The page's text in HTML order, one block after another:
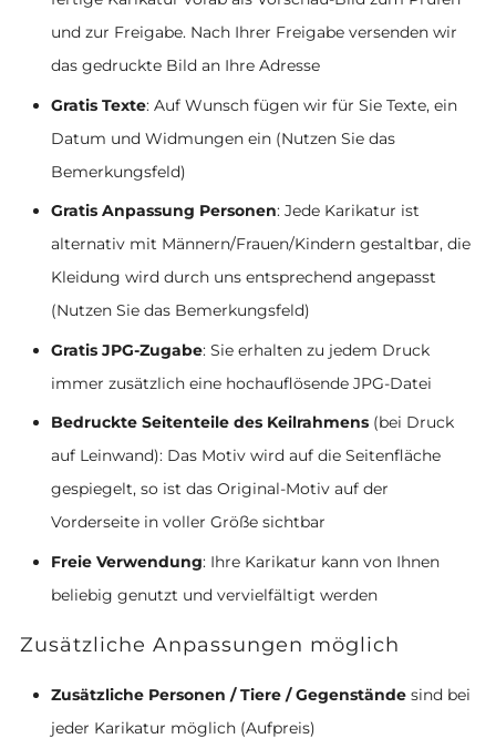
und zur Freigabe. Nach Ihrer Freigabe versenden wir
das gedruckte Bild an Ihre Adresse
Gratis Texte: Auf Wunsch fügen wir für Sie Texte, ein
Datum und Widmungen ein (Nutzen Sie das
Bemerkungsfeld)
Gratis Anpassung Personen: Jede Karikatur ist
alternativ mit Männern/Frauen/Kindern gestaltbar, die
Kleidung wird durch uns entsprechend angepasst
(Nutzen Sie das Bemerkungsfeld)
Gratis JPG-Zugabe: Sie erhalten zu jedem Druck
immer zusätzlich eine hochauflösende JPG-Datei
Bedruckte Seitenteile des Keilrahmens (bei Druck
auf Leinwand): Das Motiv wird auf die Seitenfläche
gespiegelt, so ist das Original-Motiv auf der
Vorderseite in voller Größe sichtbar
Freie Verwendung: Ihre Karikatur kann von Ihnen
beliebig genutzt und vervielfältigt werden
Zusätzliche Anpassungen möglich
Zusätzliche Personen / Tiere / Gegenstände sind bei
jeder Karikatur möglich (Aufpreis)